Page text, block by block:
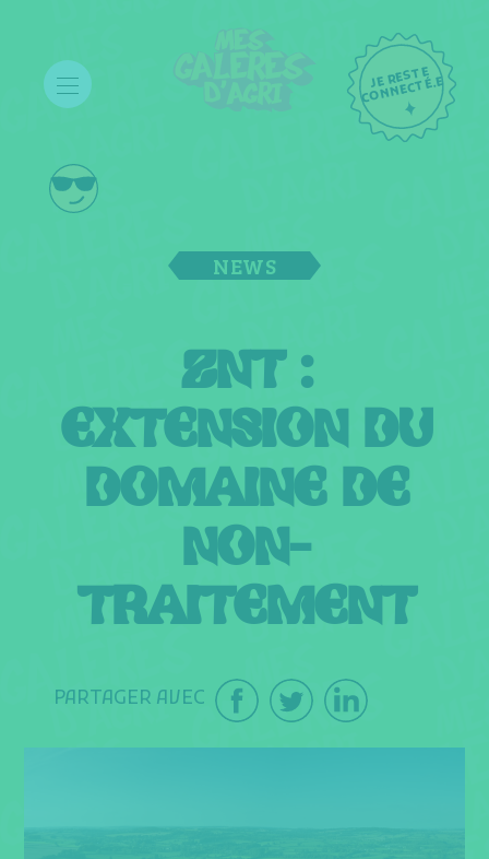
JE RESTE
C
ONNECTÉ.E
NEWS
ZNT :
EXTENSION DU
DOMAINE DE
NON-
TRAITEMENT
PARTAGER AVEC